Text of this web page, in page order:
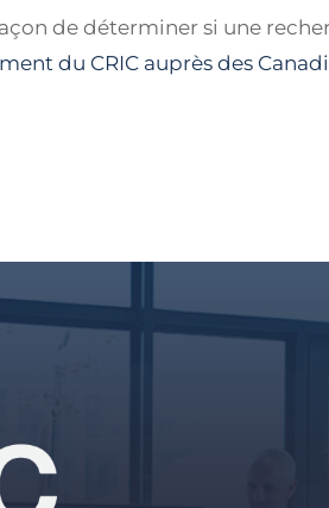
de déterminer si une
du CRIC auprès des